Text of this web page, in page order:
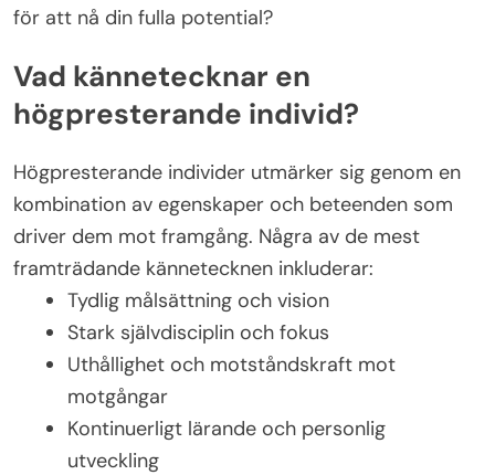
för att nå din fulla potential?
Vad kännetecknar en
högpresterande individ?
Högpresterande individer utmärker sig genom en
kombination av egenskaper och beteenden som
driver dem mot framgång. Några av de mest
framträdande kännetecknen inkluderar:
Tydlig målsättning och vision
Stark självdisciplin och fokus
Uthållighet och motståndskraft mot
motgångar
Kontinuerligt lärande och personlig
utveckling